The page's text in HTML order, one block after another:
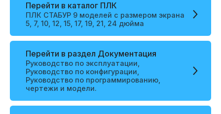
Перейти в каталог ПЛК
ПЛК СТАБУР 9 моделей с размером экрана
5, 7, 10, 12, 15, 17, 19, 21, 24 дюйма
Перейти в раздел Документация
Руководство по эксплуатации,
Руководство по конфигурации,
Руководство по программированию,
чертежи и модели.